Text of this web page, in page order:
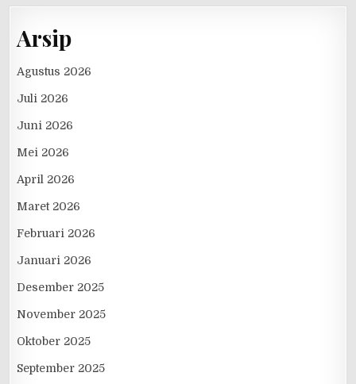
Arsip
Agustus 2026
Juli 2026
Juni 2026
Mei 2026
April 2026
Maret 2026
Februari 2026
Januari 2026
Desember 2025
November 2025
Oktober 2025
September 2025